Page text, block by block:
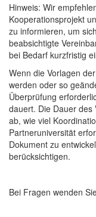
Hinweis: Wir
Kooperationsprojekt
zu informieren, um
beabsichtigte
bei Bedarf kurzfristig
Wenn die Vorlagen
werden oder so
Überprüfung
dauert. Die Dauer des
ab, wie viel
Partneruniversität
Dokument zu
berücksichtigen.
Bei Fragen wenden